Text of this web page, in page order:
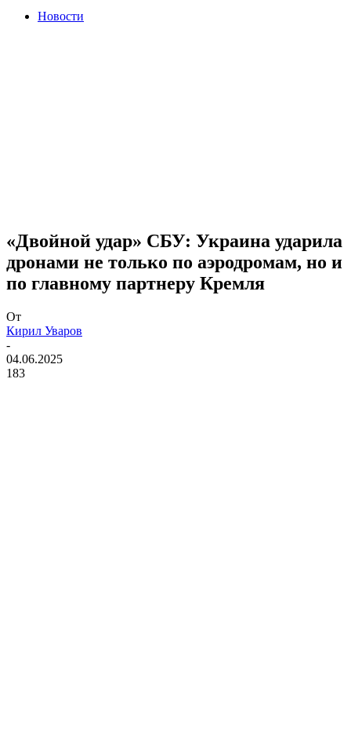
Новости
«Двойной удар» СБУ: Украина ударила
дронами не только по аэродромам, но и
по главному партнеру Кремля
От
Кирил Уваров
-
04.06.2025
183